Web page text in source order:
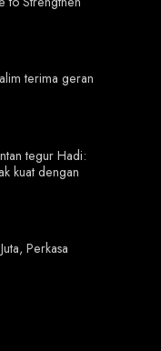
terima geran
tegur Hadi:
kuat dengan
Perkasa